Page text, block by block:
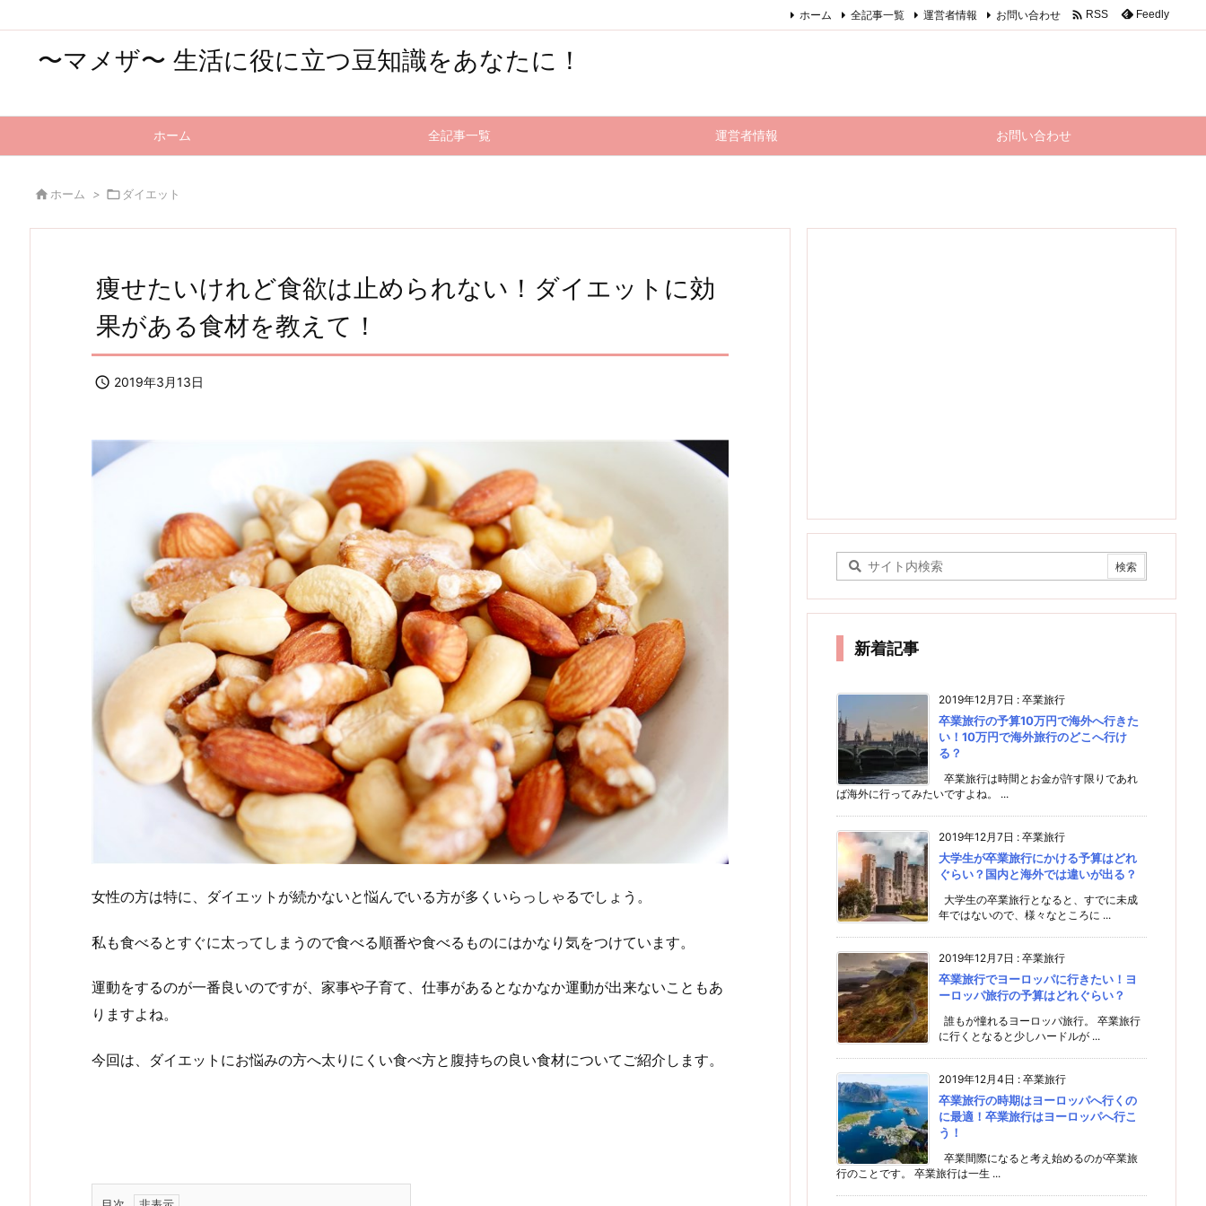
〜マメザ〜 生活に役に立つ豆知識をあなたに！
ホーム 全記事一覧 運営者情報 お問い合わせ
ホーム 全記事一覧 運営者情報 お問い合わせ  RSS Feedly
 ホーム >  ダイエット
痩せたいけれど食欲は止められない！ダイエットに効
果がある食材を教えて！
 2019年3月13日
女性の方は特に、ダイエットが続かないと悩んでいる方が多くいらっしゃるでしょう。
私も食べるとすぐに太ってしまうので食べる順番や食べるものにはかなり気をつけています。
運動をするのが一番良いのですが、家事や子育て、仕事があるとなかなか運動が出来ないこともあ
りますよね。
今回は、ダイエットにお悩みの方へ太りにくい食べ方と腹持ちの良い食材についてご紹介します。
新着記事
2019年12月7日 : 卒業旅行
卒業旅行の予算10万円で海外へ行きた
い！10万円で海外旅行のどこへ行け
る？
卒業旅行は時間とお金が許す限りであれ
ば海外に行ってみたいですよね。 ...
2019年12月7日 : 卒業旅行
大学生が卒業旅行にかける予算はどれ
ぐらい？国内と海外では違いが出る？
大学生の卒業旅行となると、すでに未成
年ではないので、様々なところに ...
2019年12月7日 : 卒業旅行
卒業旅行でヨーロッパに行きたい！ヨ
ーロッパ旅行の予算はどれぐらい？
誰もが憧れるヨーロッパ旅行。 卒業旅行
に行くとなると少しハードルが ...
2019年12月4日 : 卒業旅行
卒業旅行の時期はヨーロッパへ行くの
に最適！卒業旅行はヨーロッパへ行こ
う！
卒業間際になると考え始めるのが卒業旅
行のことです。 卒業旅行は一生 ...